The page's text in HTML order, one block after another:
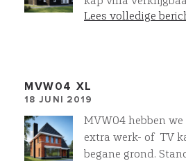
kunnen dineren aan
kap villa met de
Lees volledige
MVW04 XL
18 JUNI 2019
MVW04 hebben we
extra werk- of TV
begane grond.